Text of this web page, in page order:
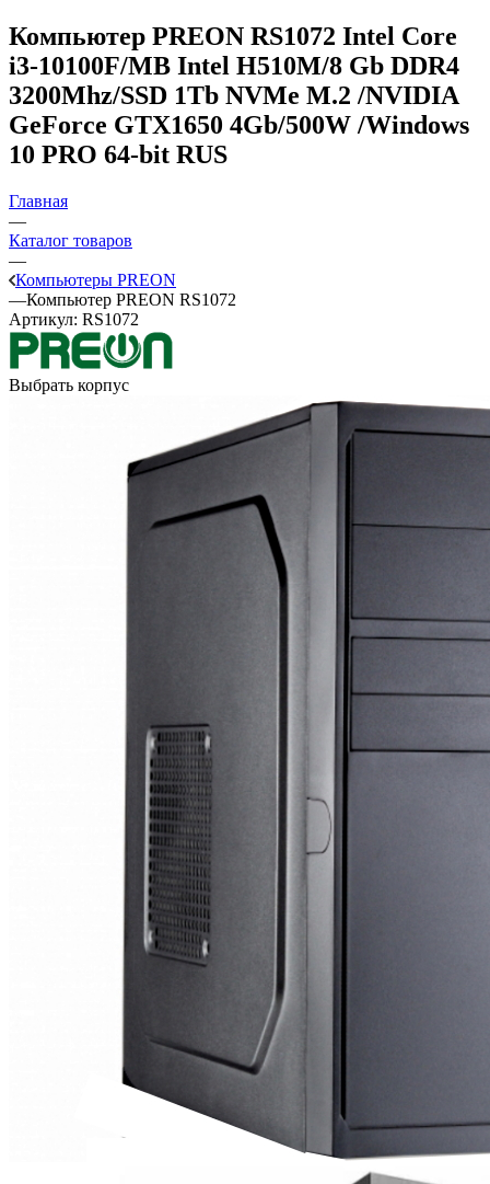
Компьютер PREON RS1072 Intel Core
i3-10100F/MB Intel H510M/8 Gb DDR4
3200Mhz/SSD 1Tb NVMe M.2 /NVIDIA
GeForce GTX1650 4Gb/500W /Windows
10 PRO 64-bit RUS
Главная
—
Каталог товаров
—
Компьютеры PREON
—Компьютер PREON RS1072
Артикул: RS1072
Выбрать корпус